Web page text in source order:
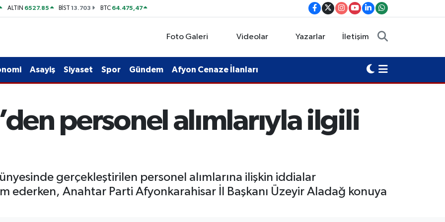
ALTIN 6527.85 BİST13.703 BTC 64.475,47
Foto Galeri Videolar Yazarlar İletişim
Asayiş Siyaset Spor Gündem Afyon Cenaze İlanları
personel alımlarıyla ilgili
gerçekleştirilen personel alımlarına ilişkin iddialar
ederken, Anahtar Parti Afyonkarahisar İl Başkanı Üzeyir Aladağ konuya